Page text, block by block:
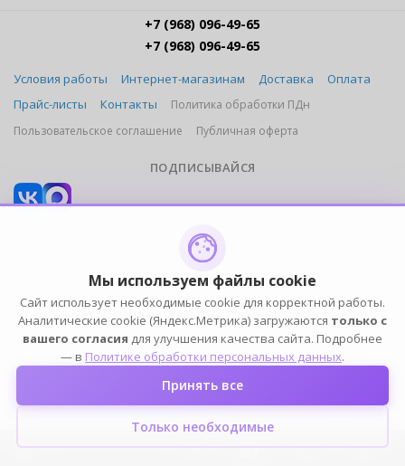
+7 (968) 096-49-65
+7 (968) 096-49-65
Условия работы Интернет-магазинам Доставка
Оплата
Прайс-листы
Контакты
Политика обработки ПДн
Пользовательское соглашение
Публичная оферта
ПОДПИСЫВАЙСЯ
2004-2026 © ELIA — ИП Елин К.Н. (ОГРНИП 316774600249101, ИНН 772391778153). Оптовый
магазин домашней одежды, белья, обуви и аксессуаров. Все права защищены.
0 0 0 0
Мы используем файлы cookie
Сайт использует необходимые cookie для корректной работы.
Аналитические cookie (Яндекс.Метрика) загружаются только с
вашего согласия для улучшения качества сайта. Подробнее
— в Политике обработки персональных данных.
Принять все
Только необходимые